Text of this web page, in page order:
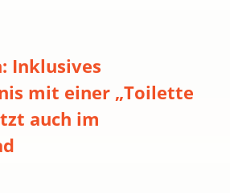
Inklusives
mit einer „Toilette
auch im